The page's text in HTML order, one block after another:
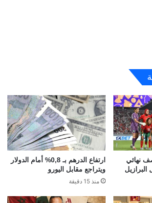
نهائي
ارتفاع الدرهم بـ 0,8% أمام الدولار
ويتراجع مقابل اليورو
منذ 15 دقيقة